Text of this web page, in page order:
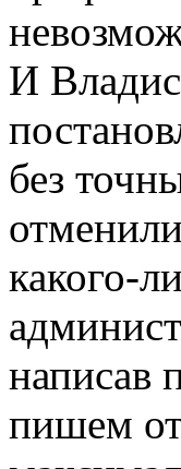
И
без
какого-­
написав
пишем